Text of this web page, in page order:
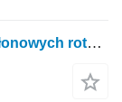
Kitos darbinės dalys Komplet blach Osłonowych rotorinės javapjovės Kemper 345